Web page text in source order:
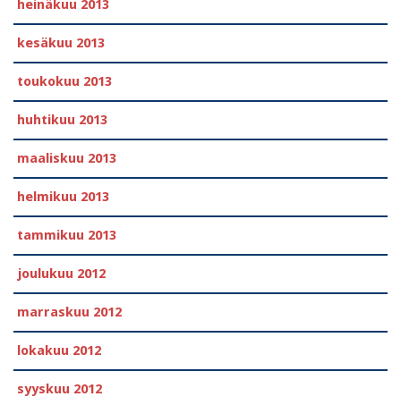
heinäkuu 2013
kesäkuu 2013
toukokuu 2013
huhtikuu 2013
maaliskuu 2013
helmikuu 2013
tammikuu 2013
joulukuu 2012
marraskuu 2012
lokakuu 2012
syyskuu 2012